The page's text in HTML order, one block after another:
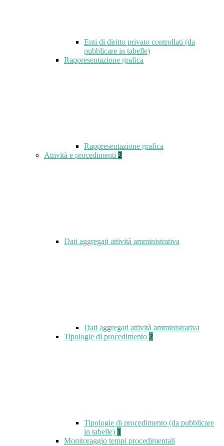
Enti di diritto privato controllati (da
pubblicare in tabelle)
Rappresentazione grafica
Rappresentazione grafica
Attività e procedimenti 2
Dati aggregati attività amministrativa
Dati aggregati attività amministrativa
Tipologie di procedimento 2
Tipologie di procedimento (da pubblicare
in tabelle) 1
Monitoraggio tempi procedimentali